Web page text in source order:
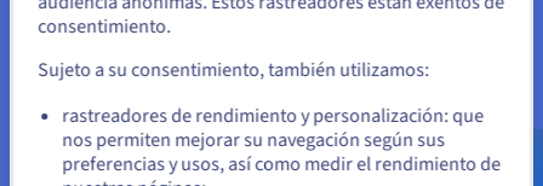
refrigeración líquida (watercooling) contribuye a la
disponibilidad de nuestros servicios. Esta última está
garantizada por un compromiso de nivel de servicio (SLA) del
99,90%. Los servidores dedicados Satisfactory de OVHcloud te
ofrecen alta disponibilidad y gran tranquilidad para tu
actividad.
Si quiere hacer un pedido desde Estados Unidos, deberá buscar
el sitio web adecuado y crear una cuenta.
us.ovhcloud.com/
Inglés USD - $
consentimiento.
Sujeto a su consentimiento, también utilizamos:
rastreadores de rendimiento y personalización: que
nos permiten mejorar su navegación según sus
preferencias y usos, así como medir el rendimiento de